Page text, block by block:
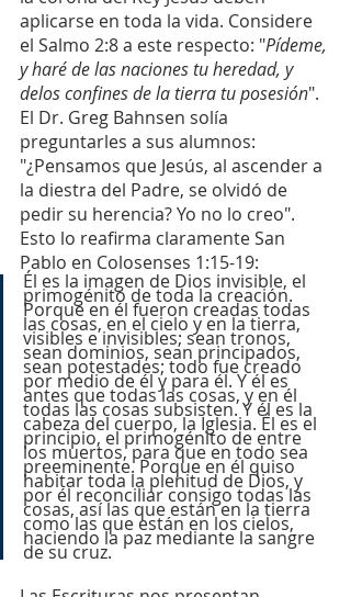
aplicarse en toda la vida. Considere
el Salmo 2:8 a este respecto: "Pídeme,
y haré de las naciones tu heredad, y
delos confines de la tierra tu posesión".
El Dr. Greg Bahnsen solía
preguntarles a sus alumnos:
"¿Pensamos que Jesús, al ascender a
la diestra del Padre, se olvidó de
pedir su herencia? Yo no lo creo".
Esto lo reafirma claramente San
Pablo en Colosenses 1:15-19:
Él es la imagen de Dios invisible, el
primogénito de toda la creación.
Porque en él fueron creadas todas
las cosas, en el cielo y en la tierra,
visibles e invisibles; sean tronos,
sean dominios, sean principados,
sean potestades; todo fue creado
por medio de él y para él. Y él es
antes que todas las cosas, y en él
todas las cosas subsisten. Y él es la
cabeza del cuerpo, la Iglesia. Él es el
principio, el primogénito de entre
los muertos, para que en todo sea
preeminente. Porque en él quiso
habitar toda la plenitud de Dios, y
por él reconciliar consigo todas las
cosas, así las que están en la tierra
como las que están en los cielos,
haciendo la paz mediante la sangre
de su cruz.